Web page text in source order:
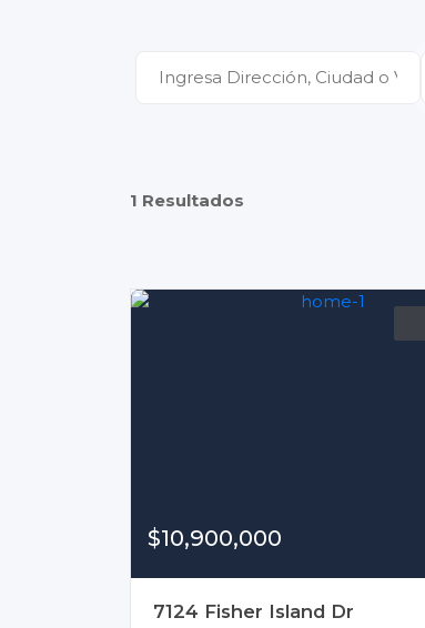
1 Resultados
$10,900,000
7124 Fisher Island Dr